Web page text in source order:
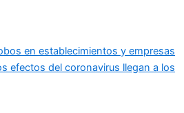
en establecimientos y empresas
efectos del coronavirus llegan a los